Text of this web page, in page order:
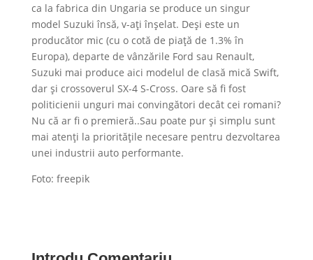
ca la fabrica din Ungaria se produce un singur
model Suzuki însă, v-ați înșelat. Deși este un
producător mic (cu o cotă de piață de 1.3% în
Europa), departe de vânzările Ford sau Renault,
Suzuki mai produce aici modelul de clasă mică Swift,
dar și crossoverul SX-4 S-Cross. Oare să fi fost
politicienii unguri mai convingători decât cei romani?
Nu că ar fi o premieră..Sau poate pur și simplu sunt
mai atenți la prioritățile necesare pentru dezvoltarea
unei industrii auto performante.
Foto: freepik